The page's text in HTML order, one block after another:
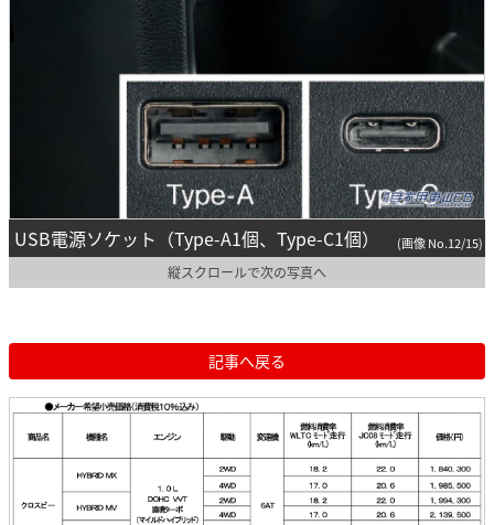
USB電源ソケット（Type-A1個、Type-C1個） (画像 No.12/15)
縦スクロールで次の写真へ
記事へ戻る